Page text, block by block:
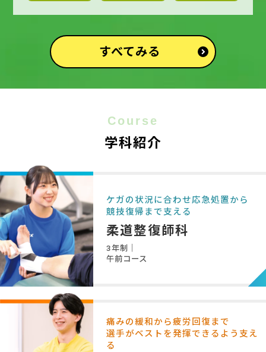
すべてみる
Course
学科紹介
ケガの状況に合わせ応急処置から
競技復帰まで支える
柔道整復師科
3年制｜
午前コース
痛みの緩和から疲労回復まで
選手がベストを発揮できるよう支え
る